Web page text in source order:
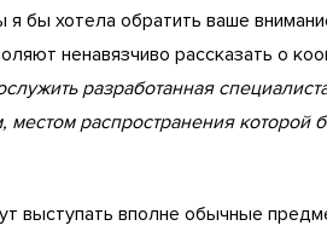
бы хотела обратить ваше
ненавязчиво рассказать о
разработанная
распространения которой
выступать вполне обычные